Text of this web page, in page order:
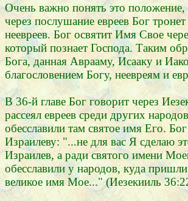
Очень важно понять это
через послушание евреев Бог тронет
неевреев. Бог освятит Имя Свое
который познает Господа. Таким
Бога, данная Аврааму, Исааку и
благословением Богу, неевреям и
В 36-й главе Бог говорит через
рассеял евреев среди других
обесславили там святое имя Его.
Израилеву: "...не для вас Я сделаю
Израилев, а ради святого имени
обесславили у народов, куда
великое имя Мое..." (Иезекииль